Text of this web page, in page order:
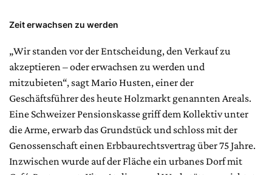
Zeit erwachsen zu werden
„Wir standen vor der Entscheidung, den Verkauf zu
akzeptieren – oder erwachsen zu werden und
mitzubieten“, sagt Mario Husten, einer der
Geschäftsführer des heute Holzmarkt genannten Areals.
Eine Schweizer Pensionskasse griff dem Kollektiv unter
die Arme, erwarb das Grundstück und schloss mit der
Genossenschaft einen Erbbaurechtsvertrag über 75 Jahre.
Inzwischen wurde auf der Fläche ein urbanes Dorf mit